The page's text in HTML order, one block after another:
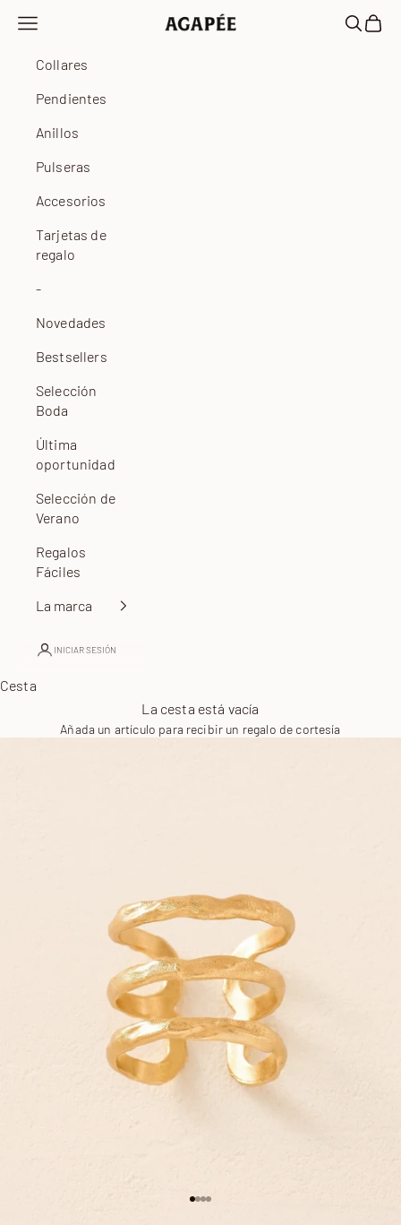
Agapée
Abrir menú de navegación AbrirAbrir
Collares
Pendientes
Anillos
Pulseras
Accesorios
Tarjetas de
regalo
-
Novedades
Bestsellers
Selección
Boda
Última
oportunidad
Selección de
Verano
Regalos
Fáciles
La marca
INICIAR SESIÓN
Cesta
La cesta está vacía
Añada un artículo para recibir un regalo de cortesía
Ir al artículo 1
Ir al artículo 2
Ir al artículo 3
Ir al artículo 4